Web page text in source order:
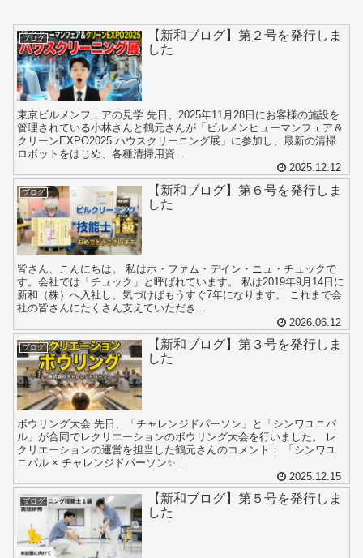
ブログ
【新和ブログ】第２号を発行しま
した
東京ビルメンフェアの見学 先日、2025年11月28日にお客様の施設を
管理されている小林さんと鶴元さんが「ビルメンヒューマンフェア＆
クリーンEXPO2025 ハウスクリーニング展」に参加し、最新の清掃
ロボットをはじめ、各種清掃用資...
2025.12.12
ブログ
【新和ブログ】第６号を発行しま
した
皆さん、こんにちは。 私はホ・ファム・デイン・ニュ・チュックで
す。会社では「チュック」と呼ばれています。 私は2019年9月14日に
新和（株）へ入社し、気づけばもうすぐ7年になります。 これまで会
社の皆さんにたくさん支えていただき...
2026.06.12
ブログ
【新和ブログ】第３号を発行しま
した
ボウリング大会 先日、「チャレンジドパーソン」と「シンワユニパ
ル」が合同でレクリエーションのボウリング大会を行いました。 レ
クリエーションの運営を担当した鶴元さんのコメント： 「シンワユ
ニパル × チャレンジドパーソン✨ ...
2025.12.15
ブログ
【新和ブログ】第５号を発行しま
した